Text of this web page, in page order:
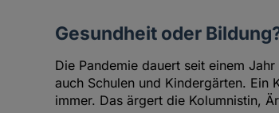
Gesundheit oder
Die Pandemie dauert seit einem
auch Schulen und Kindergärten. Ein
immer. Das ärgert die Kolumnistin,